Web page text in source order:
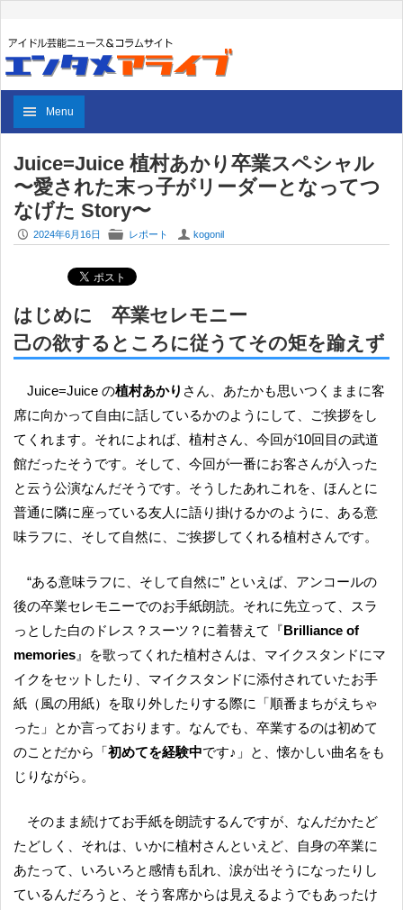
Menu
Juice=Juice 植村あかり卒業スペシャル
〜愛された末っ子がリーダーとなってつ
なげた Story〜
P 2024年6月16日 F レポート U kogonil
はじめに 卒業セレモニー
己の欲するところに従うてその矩を踰えず
Juice=Juice の植村あかり さん、あたかも思いつくままに客
席に向かって自由に話しているかのようにして、ご挨拶をし
てくれます。それによれば、植村さん、今回が10回目の武道
館だったそうです。そして、今回が一番にお客さんが入った
と云う公演なんだそうです。そうしたあれこれを、ほんとに
普通に隣に座っている友人に語り掛けるかのように、ある意
味ラフに、そして自然に、ご挨拶してくれる植村さんです。
“ある意味ラフに、そして自然に” といえば、アンコールの
後の卒業セレモニーでのお手紙朗読。それに先立って、スラ
っとした白のドレス？スーツ？に着替えて『Brilliance of
memories 』を歌ってくれた植村さんは、マイクスタンドにマ
イクをセットしたり、マイクスタンドに添付されていたお手
紙（風の用紙）を取り外したりする際に「順番まちがえちゃ
った」とか言っております。なんでも、卒業するのは初めて
のことだから「初めてを経験中です♪」と、懐かしい曲名をも
じりながら。
そのまま続けてお手紙を朗読するんですが、なんだかたど
たどしく、それは、いかに植村さんといえど、自身の卒業に
あたって、いろいろと感情も乱れ、涙が出そうになったりし
ているんだろうと、そう客席からは見えるようでもあったけ